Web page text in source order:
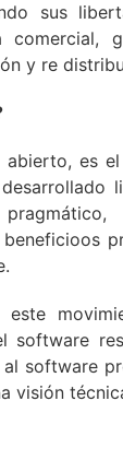
sus
y re
es
software
software
visión